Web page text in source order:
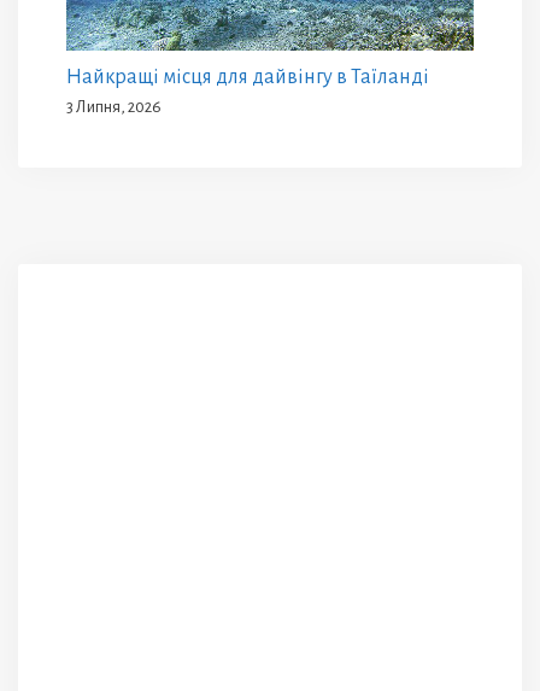
Найкращі місця для дайвінгу в Таїланді
3 Липня, 2026